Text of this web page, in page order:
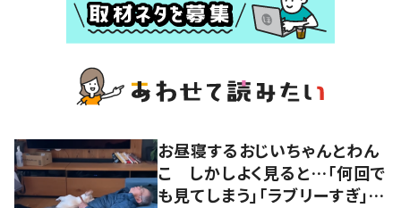
お昼寝するおじいちゃんとわん
こ しかしよく見ると…「何回で
も見てしまう」「ラブリーすぎ」の